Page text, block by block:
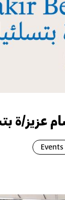
عزيز/ة
Events